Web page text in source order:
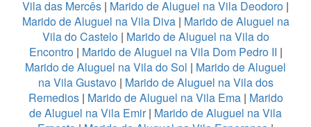
Vila das Mercês | Marido de Aluguel na Vila Deodoro |
Marido de Aluguel na Vila Diva| Marido de Aluguel na
Vila do Castelo| Marido de Aluguel na Vila do
Encontro| Marido de Aluguel na Vila Dom Pedro II |
Marido de Aluguel na Vila do Sol | Marido de Aluguel
na Vila Gustavo| Marido de Aluguel na Vila dos
Remedios| Marido de Aluguel na Vila Ema| Marido
de Aluguel na Vila Emir| Marido de Aluguel na Vila